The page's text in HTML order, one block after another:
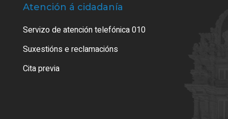
Atención á cidadanía
Servizo de atención telefónica 010
Suxestións e reclamacións
Cita previa